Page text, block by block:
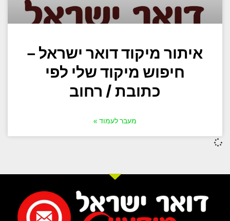
איתור מיקוד דואר ישראל –
חיפוש מיקוד שלי לפי
כתובת / רחוב
מעבר לעמוד »